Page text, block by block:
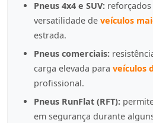
Pneus 4x4 e SUV:
versatilidade de veículos
estrada.
Pneus comerciais:
carga elevada para veículos
profissional.
Pneus RunFlat (RFT):
em segurança durante